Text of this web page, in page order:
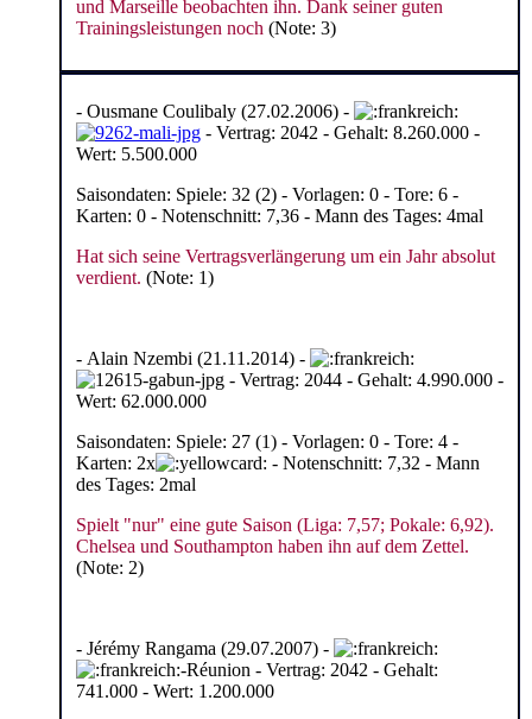
und Marseille beobachten ihn. Dank seiner guten
Trainingsleistungen noch (Note: 3)
- Ousmane Coulibaly (27.02.2006) -
- Vertrag: 2042 - Gehalt: 8.260.000 -
Wert: 5.500.000
Saisondaten: Spiele: 32 (2) - Vorlagen: 0 - Tore: 6 -
Karten: 0 - Notenschnitt: 7,36 - Mann des Tages: 4mal
Hat sich seine Vertragsverlängerung um ein Jahr absolut
verdient. (Note: 1)
- Alain Nzembi (21.11.2014) -
- Vertrag: 2044 - Gehalt: 4.990.000 -
Wert: 62.000.000
Saisondaten: Spiele: 27 (1) - Vorlagen: 0 - Tore: 4 -
Karten: 2x
- Notenschnitt: 7,32 - Mann
des Tages: 2mal
Spielt "nur" eine gute Saison (Liga: 7,57; Pokale: 6,92).
Chelsea und Southampton haben ihn auf dem Zettel.
(Note: 2)
- Jérémy Rangama (29.07.2007) -
-Réunion - Vertrag: 2042 - Gehalt:
741.000 - Wert: 1.200.000